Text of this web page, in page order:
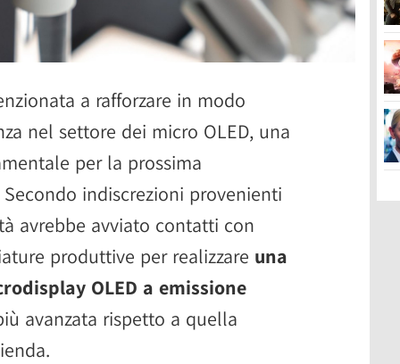
a rafforzare in modo
nel settore dei micro OLED, una
per la prossima
indiscrezioni provenienti
avrebbe avviato contatti con
produttive per realizzare una
OLED a emissione
avanzata rispetto a quella